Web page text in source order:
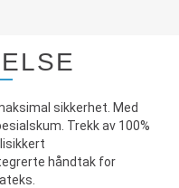
sikkerhet. Med
Trekk av 100%
håndtak for